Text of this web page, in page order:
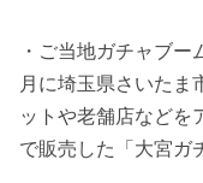
・ご当地ガチャブ
月に埼玉県さいたま
ットや老舗店などを
で販売した「大宮ガ